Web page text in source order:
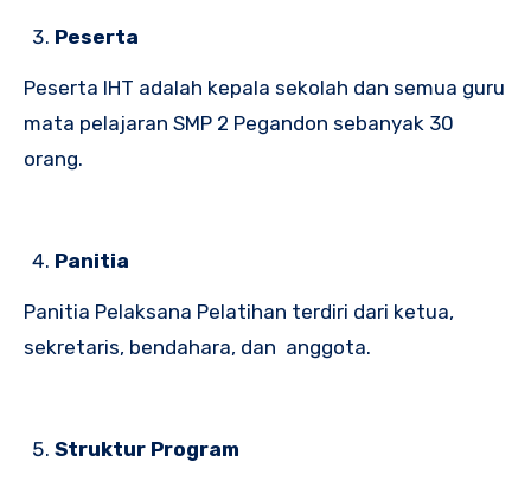
Peserta
Peserta IHT adalah kepala sekolah dan semua guru
mata pelajaran SMP 2 Pegandon sebanyak 30
orang.
Panitia
Panitia Pelaksana Pelatihan terdiri dari ketua,
sekretaris, bendahara, dan anggota.
Struktur Program